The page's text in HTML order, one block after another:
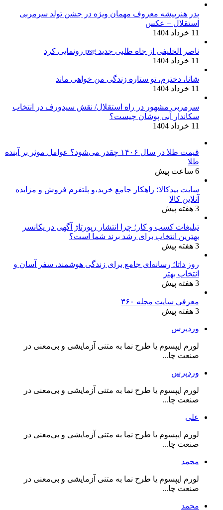
پدر هنرپیشه معروف مهمان ویژه در جشن تولد سرمربی
استقلال + عکس
11 خرداد 1404
ناصر الخلیفی از جاه طلبی جدید psg رونمایی کرد
11 خرداد 1404
شانا، دخترم، تو ستاره زندگی من خواهی ماند
11 خرداد 1404
سرمربی مشهور در راه استقلال/ نقش سیدورف در انتخاب
سکاندار آبی پوشان چیست؟
11 خرداد 1404
قیمت طلا در سال ۱۴۰۶ چقدر می‌شود؟ عوامل موثر بر آینده
طلا
6 ساعت پیش
سایت بیدکالا؛ راهکار جامع خرید،و پلتفرم فروش و مزایده
آنلاین کالا
3 هفته پیش
تبلیغات کسب و کار؛ چرا انتشار رپورتاژ آگهی در یکانسر
بهترین انتخاب برای رشد برند شما است؟
3 هفته پیش
روز داتا؛ رسانه‌ای جامع برای زندگی هوشمند، سفر آسان و
انتخاب بهتر
3 هفته پیش
معرفی سایت مجله ۳۶۰
3 هفته پیش
وردپرس
لورم ایپسوم یا طرح‌ نما به متنی آزمایشی و بی‌معنی در
صنعت چا...
وردپرس
لورم ایپسوم یا طرح‌ نما به متنی آزمایشی و بی‌معنی در
صنعت چا...
علی
لورم ایپسوم یا طرح‌ نما به متنی آزمایشی و بی‌معنی در
صنعت چا...
محمد
لورم ایپسوم یا طرح‌ نما به متنی آزمایشی و بی‌معنی در
صنعت چا...
محمد